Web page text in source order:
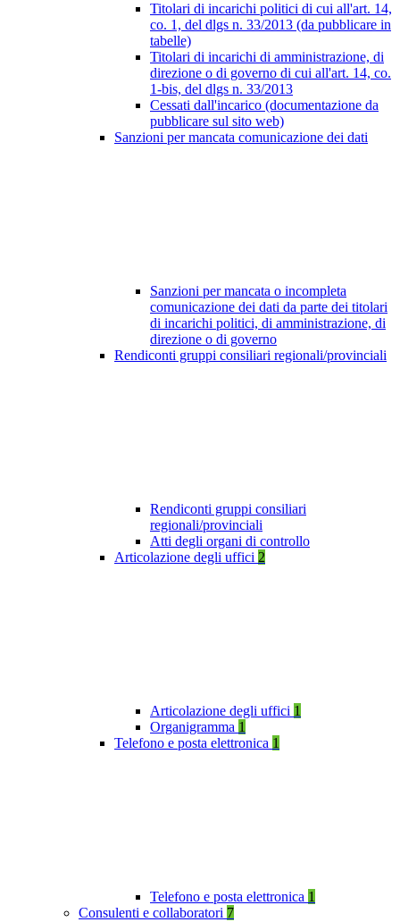
Titolari di incarichi politici di cui all'art. 14,
co. 1, del dlgs n. 33/2013 (da pubblicare in
tabelle)
Titolari di incarichi di amministrazione, di
direzione o di governo di cui all'art. 14, co.
1-bis, del dlgs n. 33/2013
Cessati dall'incarico (documentazione da
pubblicare sul sito web)
Sanzioni per mancata comunicazione dei dati
Sanzioni per mancata o incompleta
comunicazione dei dati da parte dei titolari
di incarichi politici, di amministrazione, di
direzione o di governo
Rendiconti gruppi consiliari regionali/provinciali
Rendiconti gruppi consiliari
regionali/provinciali
Atti degli organi di controllo
Articolazione degli uffici 2
Articolazione degli uffici 1
Organigramma 1
Telefono e posta elettronica 1
Telefono e posta elettronica 1
Consulenti e collaboratori 7